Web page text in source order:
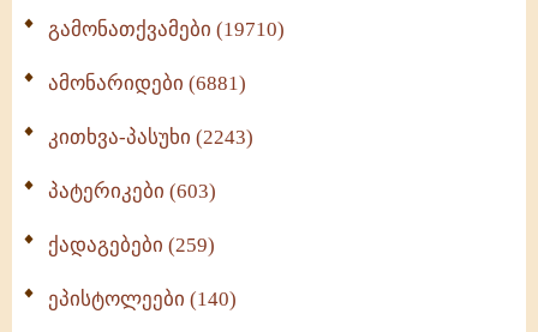
გამონათქვამები (19710)
ამონარიდები (6881)
კითხვა-პასუხი (2243)
პატერიკები (603)
ქადაგებები (259)
ეპისტოლეები (140)